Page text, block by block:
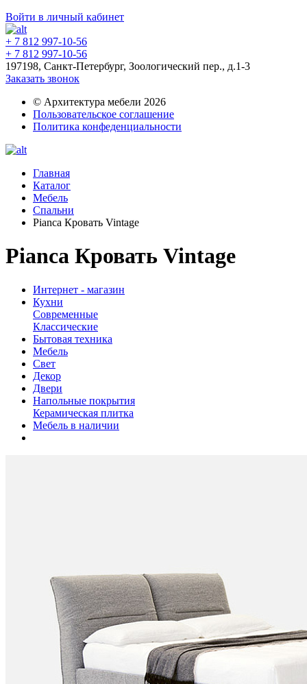
Войти в личный кабинет
+ 7 812 997-10-56
+ 7 812 997-10-56
197198, Санкт-Петербург, Зоологический пер., д.1-3
Заказать звонок
© Архитектура мебели 2026
Пользовательское соглашение
Политика конфеденциальности
Главная
Каталог
Мебель
Спальни
Pianca Кровать Vintage
Pianca Кровать Vintage
Интернет - магазин
Кухни
Современные
Классические
Бытовая техника
Мебель
Свет
Декор
Двери
Напольные покрытия
Керамическая плитка
Мебель в наличии